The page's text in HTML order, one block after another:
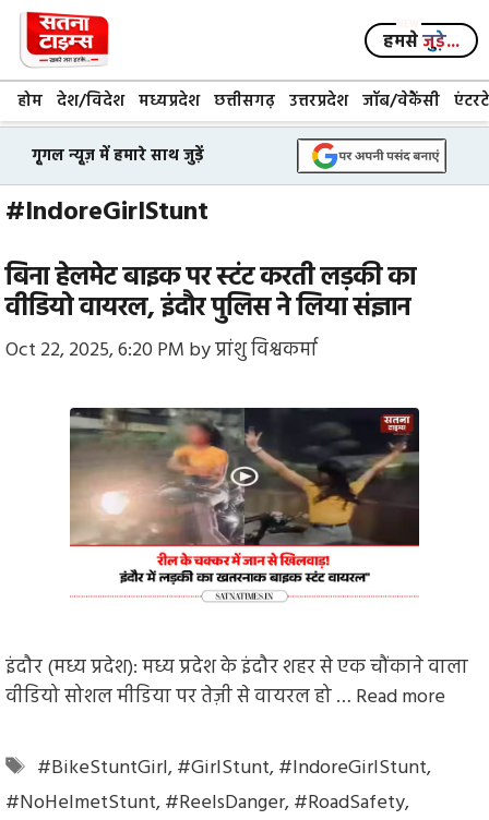
Skip
content
हमसेजुड़े...
होम देश/विदेश मध्यप्रदेश छत्तीसगढ़ उत्तरप्रदेश जॉब/वेकैंसी
गूगल न्यूज़ में हमारे साथ जुड़ें
#IndoreGirlStunt
बिना हेलमेट बाइक पर स्टंट करती लड़की का
वीडियो वायरल, इंदौर पुलिस ने लिया संज्ञान
Oct 22, 2025, 6:20 PM byप्रांशु विश्वकर्मा
इंदौर (मध्य प्रदेश): मध्य प्रदेश के इंदौर शहर से एक चौंकाने वाला
वीडियो सोशल मीडिया पर तेज़ी से वायरल हो … Read more
Tags
#BikeStuntGirl,#GirlStunt,#IndoreGirlStunt,
#NoHelmetStunt,#ReelsDanger,#RoadSafety,